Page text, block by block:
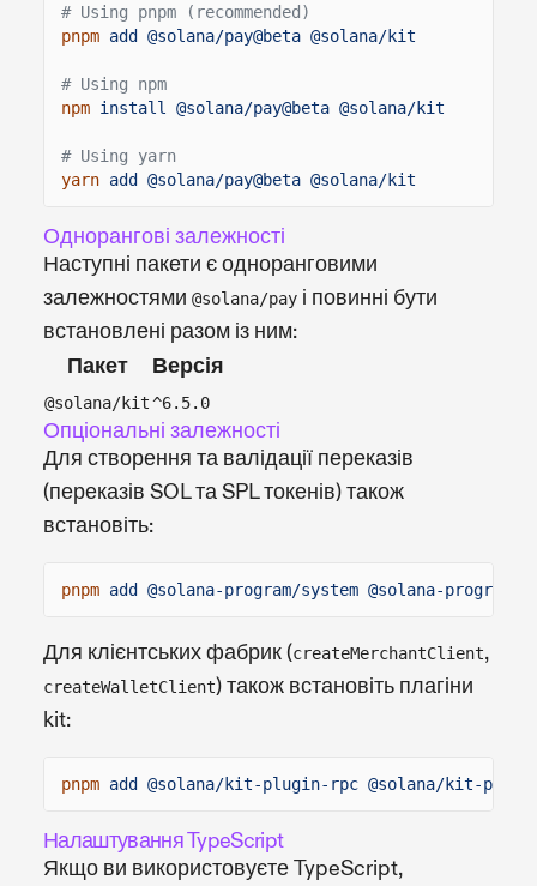
# Using pnpm (recommended)
pnpm add @solana/pay@beta @solana/kit
# Using npm
npm install @solana/pay@beta @solana/kit
# Using yarn
yarn add @solana/pay@beta @solana/kit
Однорангові залежності
Наступні пакети є одноранговими
залежностями @solana/pay і повинні бути
встановлені разом із ним:
Пакет
Версія
@solana/kit^6.5.0
Опціональні залежності
Для створення та валідації переказів
(переказів SOL та SPL токенів) також
встановіть:
pnpm add @solana-program/system @solana-program/
Для клієнтських фабрик (createMerchantClient,
createWalletClient) також встановіть плагіни
kit:
pnpm add @solana/kit-plugin-rpc @solana/kit-
Налаштування TypeScript
Якщо ви використовуєте TypeScript,